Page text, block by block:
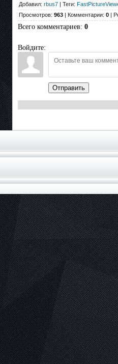
Добавил: rbus7 | Теги:
Просмотров: 963 | Комментарии: 0 |
Всего комментариев: 0
Войдите:
Отправить